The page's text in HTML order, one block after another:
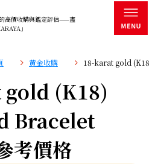
高價收購與鑑定評估——盡
」
黄金收購 18-karat gold
(K18)
Bracelet
考價格